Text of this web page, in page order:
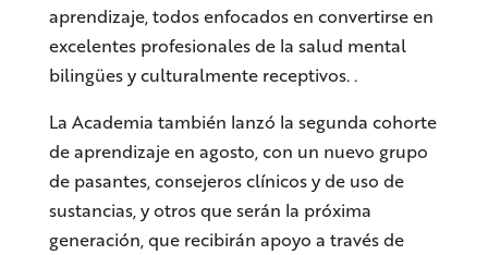
aprendizaje, todos enfocados en convertirse en
excelentes profesionales de la salud mental
bilingües y culturalmente receptivos. .
La Academia también lanzó la segunda cohorte
de aprendizaje en agosto, con un nuevo grupo
de pasantes, consejeros clínicos y de uso de
sustancias, y otros que serán la próxima
generación, que recibirán apoyo a través de